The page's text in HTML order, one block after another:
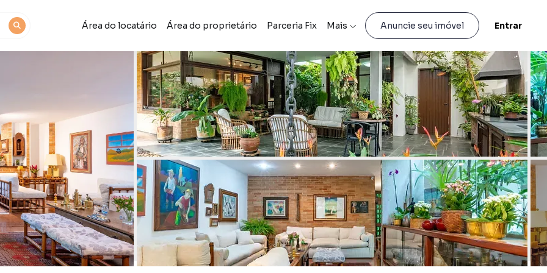
Área do locatário Área do proprietário Parceria Fix Mais Anuncie seu imóvel Entrar